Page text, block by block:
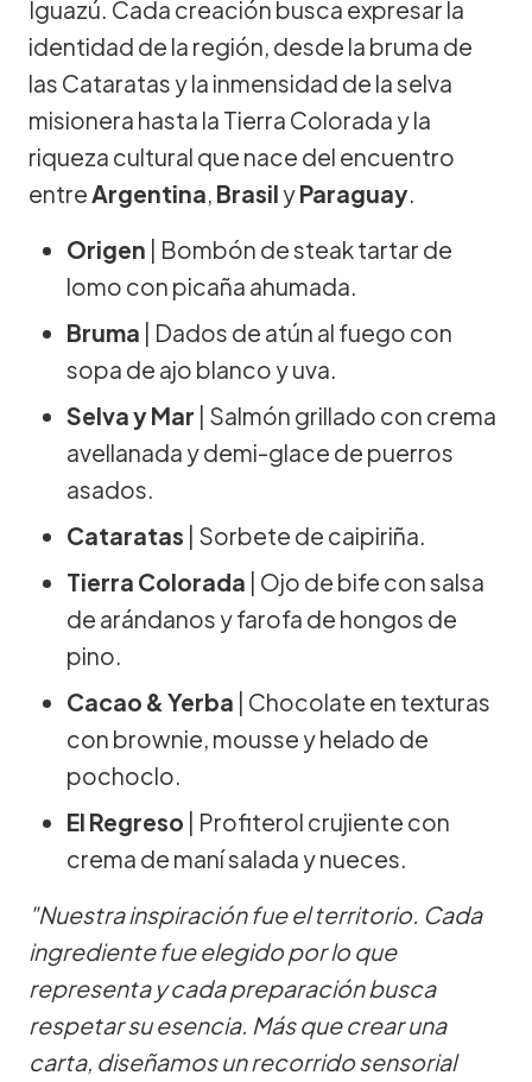
Iguazú. Cada creación busca expresar la
identidad de la región, desde la bruma de
las Cataratas y la inmensidad de la selva
misionera hasta la Tierra Colorada y la
riqueza cultural que nace del encuentro
entre Argentina, Brasil yParaguay.
Origen | Bombón de steak tartar de
lomo con picaña ahumada.
Bruma | Dados de atún al fuego con
sopa de ajo blanco y uva.
Selva y Mar | Salmón grillado con crema
avellanada y demi-glace de puerros
asados.
Cataratas | Sorbete de caipiriña.
Tierra Colorada | Ojo de bife con salsa
de arándanos y farofa de hongos de
pino.
Cacao & Yerba | Chocolate en texturas
con brownie, mousse y helado de
pochoclo.
El Regreso | Profiterol crujiente con
crema de maní salada y nueces.
"Nuestra inspiración fue el territorio. Cada
ingrediente fue elegido por lo que
representa y cada preparación busca
respetar su esencia. Más que crear una
carta, diseñamos un recorrido sensorial